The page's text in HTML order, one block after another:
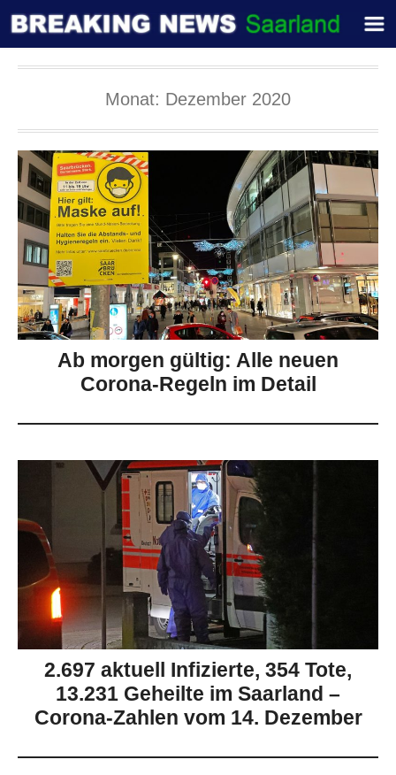
Monat: Dezember 2020
Ab morgen gültig: Alle neuen
Corona-Regeln im Detail
2.697 aktuell Infizierte, 354 Tote,
13.231 Geheilte im Saarland –
Corona-Zahlen vom 14. Dezember